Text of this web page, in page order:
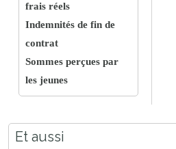
frais réels
Indemnités de fin de
contrat
Sommes perçues par
les jeunes
Et aussi